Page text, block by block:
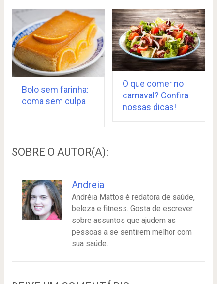
Bolo sem farinha:
coma sem culpa
O que comer no
carnaval? Confira
nossas dicas!
SOBRE O AUTOR(A):
Andreia
Andréia Mattos é redatora de saúde,
beleza e fitness. Gosta de escrever
sobre assuntos que ajudem as
pessoas a se sentirem melhor com
sua saúde.